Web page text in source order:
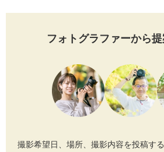
フォトグラファーから
撮影希望日、場所、撮影内容を投稿す